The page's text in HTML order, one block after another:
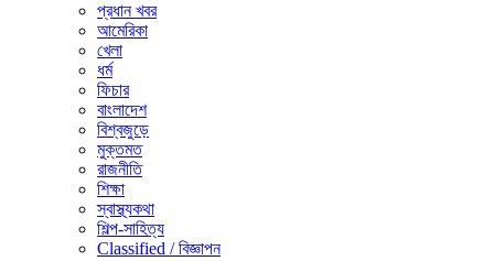
প্রধান খবর
আমেরিকা
খেলা
ধর্ম
ফিচার
বাংলাদেশ
বিশ্বজুড়ে
মুক্তমত
রাজনীতি
শিক্ষা
স্বাস্থ্যকথা
শিল্প-সাহিত্য
Classified / বিজ্ঞাপন